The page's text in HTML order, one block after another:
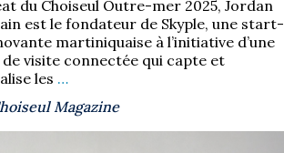
du Choiseul Outre-mer 2025, Jordan
est le fondateur de Skyple, une start-
martiniquaise à l’initiative d’une
visite connectée qui capte et
les …
Magazine